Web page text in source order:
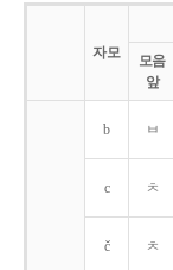
자모
모음
앞
b ㅂ
c ㅊ
č ㅊ